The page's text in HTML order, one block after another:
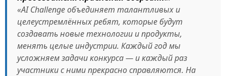
«AI Challenge объединяет талантливых и
целеустремлённых ребят, которые будут
создавать новые технологии и продукты,
менять целые индустрии. Каждый год мы
усложняем задачи конкурса — и каждый раз
участники с ними прекрасно справляются. На